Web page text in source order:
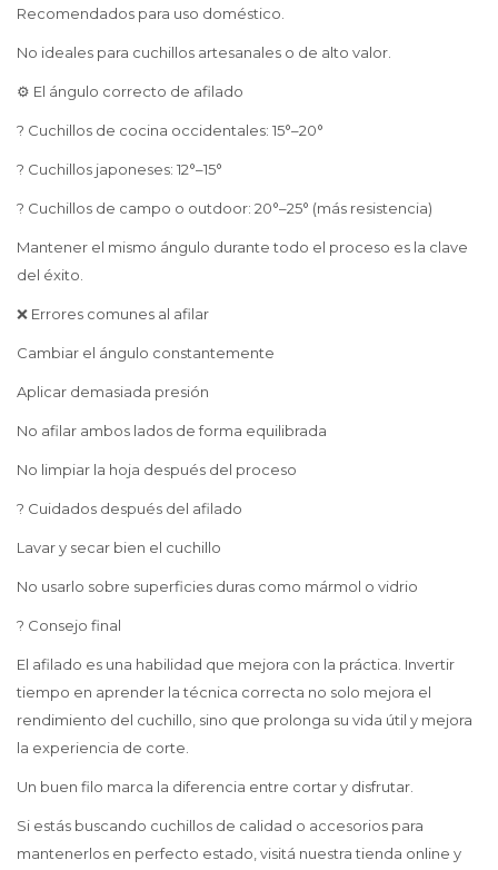
Recomendados para uso doméstico.
No ideales para cuchillos artesanales o de alto valor.
⚙️ El ángulo correcto de afilado
? Cuchillos de cocina occidentales: 15°–20°
? Cuchillos japoneses: 12°–15°
? Cuchillos de campo o outdoor: 20°–25° (más resistencia)
Mantener el mismo ángulo durante todo el proceso es la clave
del éxito.
❌ Errores comunes al afilar
Cambiar el ángulo constantemente
Aplicar demasiada presión
No afilar ambos lados de forma equilibrada
No limpiar la hoja después del proceso
? Cuidados después del afilado
Lavar y secar bien el cuchillo
No usarlo sobre superficies duras como mármol o vidrio
? Consejo final
El afilado es una habilidad que mejora con la práctica. Invertir
tiempo en aprender la técnica correcta no solo mejora el
rendimiento del cuchillo, sino que prolonga su vida útil y mejora
la experiencia de corte.
Un buen filo marca la diferencia entre cortar y disfrutar.
Si estás buscando cuchillos de calidad o accesorios para
mantenerlos en perfecto estado, visitá nuestra tienda online y